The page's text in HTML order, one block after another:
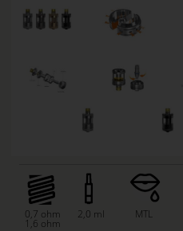
0,7 ohm
1,6 ohm
2,0 ml MTL